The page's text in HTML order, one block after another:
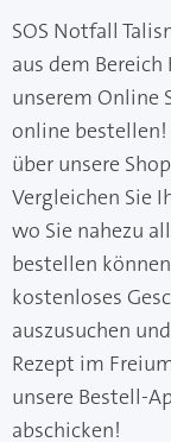
SOS Notfall
aus dem
unserem Online
online
über unsere
Vergleichen Sie
wo Sie nahezu
bestellen
kostenloses
auszusuchen
Rezept im
unsere Bestell-
abschicken!